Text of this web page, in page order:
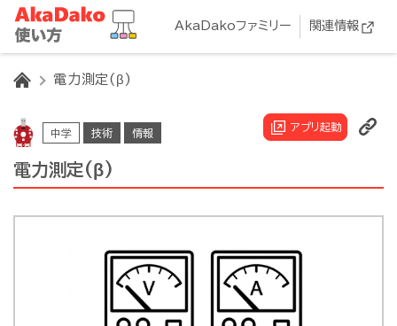
AkaDakoファミリー 関連情報
HOME
電力測定(β)
中学 技術 情報
電力測定(β)
アプリ起動